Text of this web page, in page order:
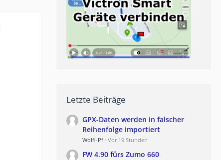
Letzte Beiträge
GPX-Daten werden in falscher
Reihenfolge importiert
Wolfi-Pf Vor 19 Stunden
FW 4.90 fürs Zumo 660